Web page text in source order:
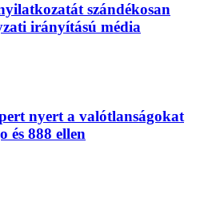
szándékosan
irányítású média
nyert a valótlanságokat
és 888 ellen